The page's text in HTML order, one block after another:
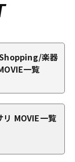
楽器
一覧
リ MOVIE一覧